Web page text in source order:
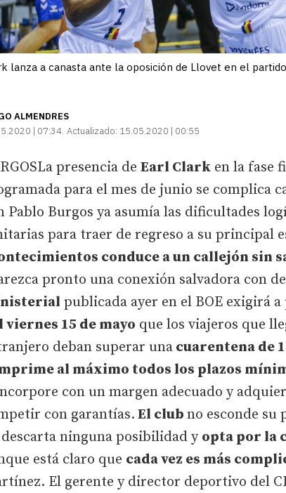
lanza a canasta ante la oposición de Llovet en el
ALMENDRES
| 07:34 Actualizado: 15.05.2020 | 00:55
presencia de Earl Clark en la fase
para el mes de junio se complica
Pablo Burgos ya asumía las dificultades
para traer de regreso a su principal
conduce a un callejón sin
pronto una conexión salvadora con
publicada ayer en el BOE exigirá
viernes 15 de mayo que los viajeros que
deban superar una cuarentena de
al máximo todos los plazos
con un margen adecuado y
con garantías. El club no esconde su
ninguna posibilidad y opta por la
está claro que cada vez es más
El gerente y director deportivo del